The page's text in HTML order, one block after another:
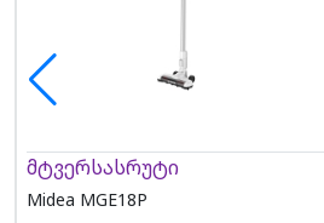
მტვერსასრუტი
Midea MGE18P